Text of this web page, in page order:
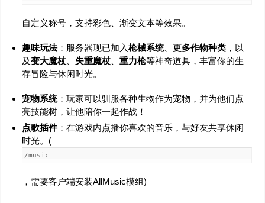
自定义称号，支持彩色、渐变文本等效果。
趣味玩法：服务器现已加入枪械系统、更多作物种类 ，以
及变大魔杖 失重魔杖 、重力枪等神奇道具，丰富你的生
存冒险与休闲时光。
宠物系统：玩家可以驯服各种生物作为宠物，并为他们点
亮技能树，让他陪你一起作战！
点歌插件：在游戏内点播你喜欢的音乐，与好友共享休闲
时光。(
/music
，需要客户端安装AllMusic模组)